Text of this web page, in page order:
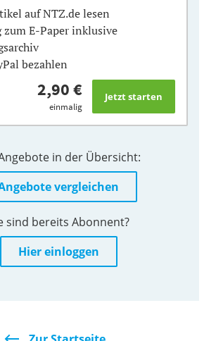
auf NTZ.de lesen
zum E-Paper inklusive
bezahlen
2,90 €
einmalig
in der Übersicht:
vergleichen
sind bereits Abonnent?
Hier einloggen